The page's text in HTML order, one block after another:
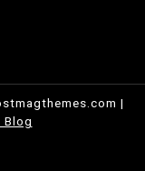
|
Blog